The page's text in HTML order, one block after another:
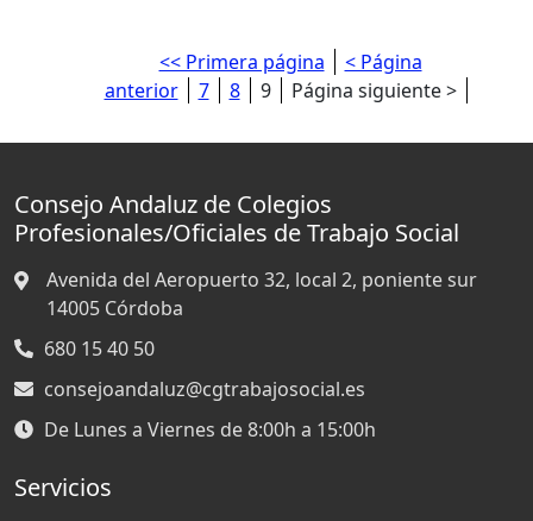
<< Primera página
< Página
anterior
7 8 9 Página siguiente >
Consejo Andaluz de Colegios
Profesionales/Oficiales de Trabajo Social
Avenida del Aeropuerto 32, local 2, poniente sur
14005 Córdoba
680 15 40 50
consejoandaluz@cgtrabajosocial.es
De Lunes a Viernes de 8:00h a 15:00h
Servicios